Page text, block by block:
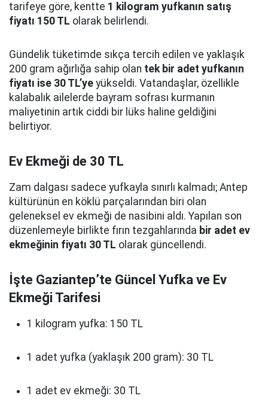
tarifeye göre, kentte 1 kilogram yufkanın satış
fiyatı 150 TL olarak belirlendi.
Gündelik tüketimde sıkça tercih edilen ve yaklaşık
200 gram ağırlığa sahip olan tek bir adet yufkanın
fiyatı ise 30 TL’ye yükseldi. Vatandaşlar, özellikle
kalabalık ailelerde bayram sofrası kurmanın
maliyetinin artık ciddi bir lüks haline geldiğini
belirtiyor.
Ev Ekmeği de 30 TL
Zam dalgası sadece yufkayla sınırlı kalmadı; Antep
kültürünün en köklü parçalarından biri olan
geleneksel ev ekmeği de nasibini aldı. Yapılan son
düzenlemeyle birlikte fırın tezgahlarında bir adet ev
ekmeğinin fiyatı 30 TL olarak güncellendi.
İşte Gaziantep’te Güncel Yufka ve Ev
Ekmeği Tarifesi
1 kilogram yufka: 150 TL
1 adet yufka (yaklaşık 200 gram): 30 TL
1 adet ev ekmeği: 30 TL